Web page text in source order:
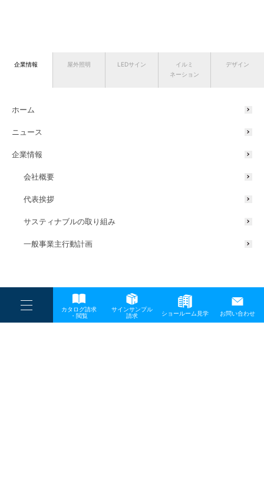
----
----
-
カタログ請求
・閲覧
サインサンプル
請求
ショールーム見学 お問い合わせ
企業情報 屋外照明 LEDサイン
イルミ
ネーション
デザイン
ホーム
ニュース
企業情報
会社概要
代表挨拶
サスティナブルの取り組み
一般事業主行動計画